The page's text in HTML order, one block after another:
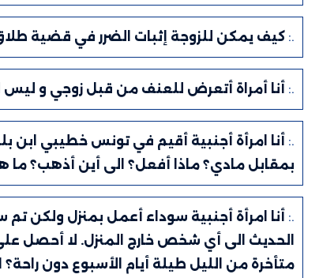
.: كيف يمكن للزوجة إثبات الضرر في قضية
.: أنا أمراة أتعرض للعنف من قبل زوجي و ليس
.: أنا امرأة أجنبية أقيم في تونس خطيبي ابن
بمقابل مادي؟ ماذا أفعل؟ الى أين أذهب؟ ما
.: أنا امرأة أجنبية سوداء أعمل بمنزل ولكن
الحديث الى أي شخص خارج المنزل. لا أحصل
متأخرة من الليل طيلة أيام الأسبوع دون